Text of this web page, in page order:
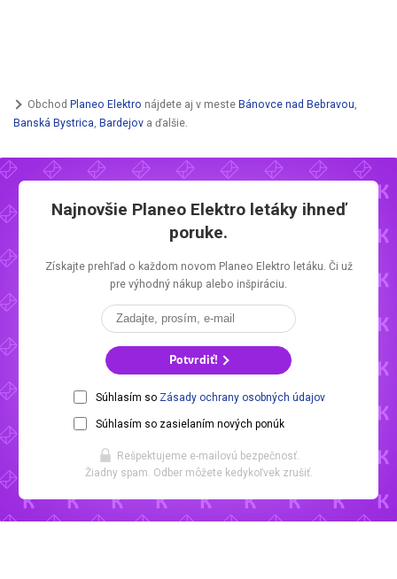
Obchod Planeo Elektro nájdete aj v meste Bánovce nad Bebravou
Banská Bystrica Bardejov a ďalšie.
Najnovšie Planeo Elektro letákyihneď
poruke.
Získajte prehľad o každom novom Planeo Elektro letáku. Či už
pre výhodný nákup alebo inšpiráciu.
Potvrdiť!
Súhlasím so Zásady ochrany osobných údajov
Súhlasím so zasielaním nových ponúk
Rešpektujeme e-mailovú bezpečnosť.
Žiadny spam. Odber môžete kedykoľvek zrušiť.